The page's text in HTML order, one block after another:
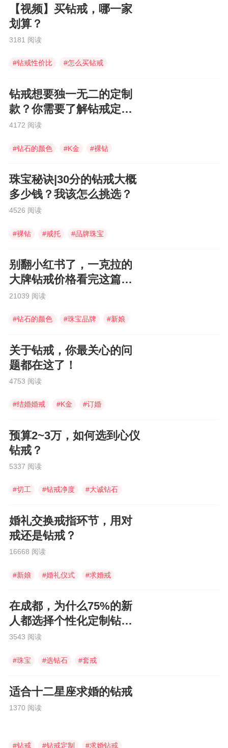
【视频】买钻戒，哪一家
划算？
3181 阅读
#钻戒性价比 #怎么买钻戒
钻戒想要独一无二的定制
款？你需要了解钻戒定制3
大问题！
4172 阅读
#钻石的颜色 #K金 #裸钻
珠宝秘诀|30分的钻戒大概
多少钱？我该怎么挑选？
4526 阅读
#裸钻 #戒托 #品牌珠宝
别翻小红书了，一克拉的
大牌钻戒价格看完这篇通
通知道！
21039 阅读
#钻石的颜色 #珠宝品牌 #新娘
关于钻戒，你最关心的问
题都在这了！
4753 阅读
#结婚婚戒 #K金 #订婚
预算2~3万，如何选到心仪
钻戒？
5337 阅读
#切工 #钻戒净度 #大诚钻石
婚礼交换戒指环节，用对
戒还是钻戒？
16668 阅读
#新娘 #婚礼仪式 #求婚戒
在成都，为什么75%的新
人都选择个性化定制钻
戒？
3543 阅读
#珠宝 #选钻石 #套戒
适合十二星座求婚的钻戒
1370 阅读
#钻戒 #钻戒定制 #求婚钻戒